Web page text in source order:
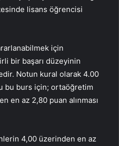
lisans öğrencisi
için
bir başarı düzeyinin
Notun kural olarak 4.00
bu burs için; ortaöğretim
en az 2,80 puan alınması
4,00 üzerinden en az